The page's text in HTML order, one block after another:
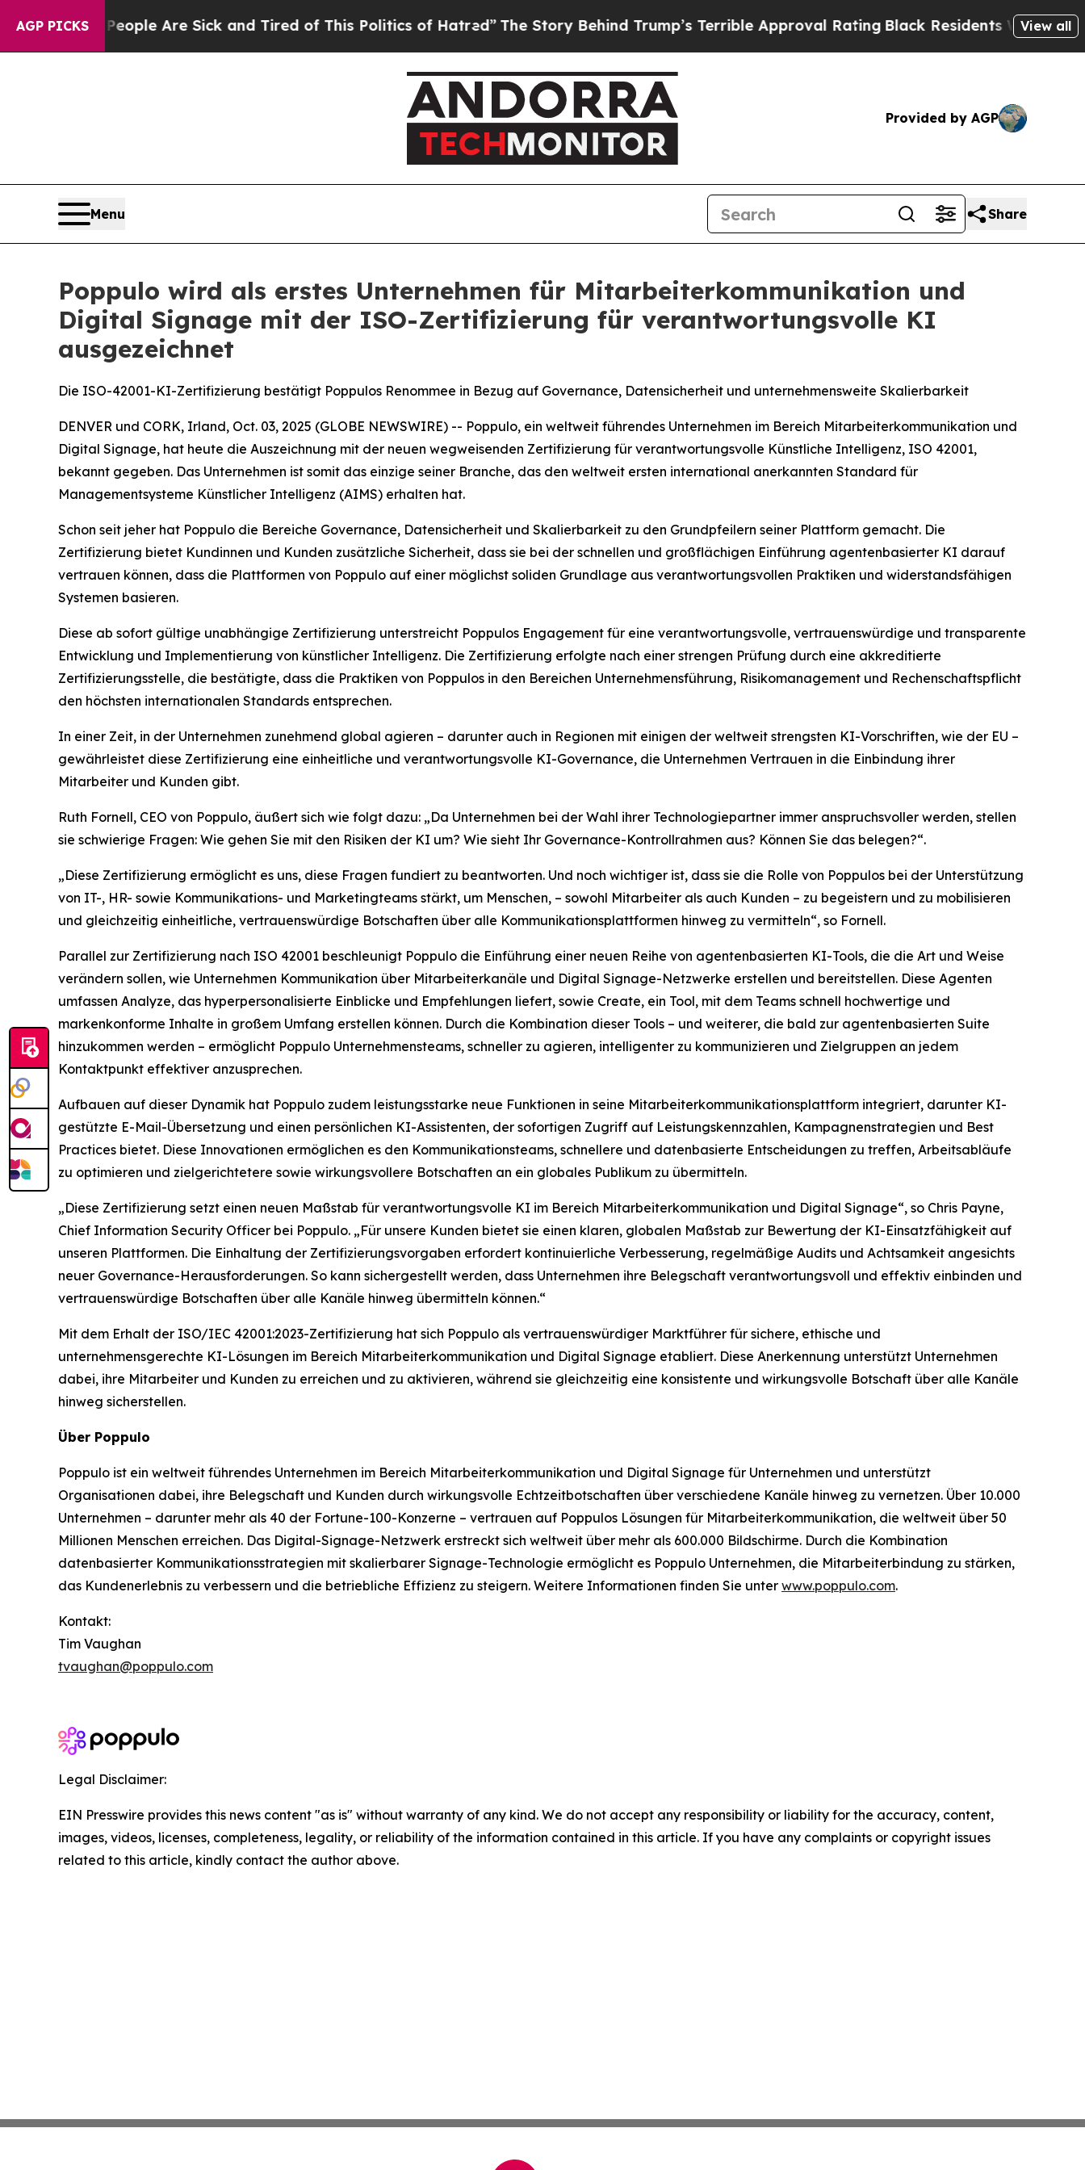
AGP PICKS
“People Are Sick and Tired of This Politics of Hatred” The Story Behind Trump’s Terrible Approval RatingBlack Residents Warned ofView all
Provided by AGP
Menu Share
Poppulo wird als erstes Unternehmen für Mitarbeiterkommunikation und
Digital Signage mit der ISO-Zertifizierung für verantwortungsvolle KI
ausgezeichnet
Die ISO-42001-KI-Zertifizierung bestätigt Poppulos Renommee in Bezug auf Governance, Datensicherheit und unternehmensweite Skalierbarkeit
DENVER und CORK, Irland, Oct. 03, 2025 (GLOBE NEWSWIRE) -- Poppulo, ein weltweit führendes Unternehmen im Bereich Mitarbeiterkommunikation und
Digital Signage, hat heute die Auszeichnung mit der neuen wegweisenden Zertifizierung für verantwortungsvolle Künstliche Intelligenz, ISO 42001,
bekannt gegeben. Das Unternehmen ist somit das einzige seiner Branche, das den weltweit ersten international anerkannten Standard für
Managementsysteme Künstlicher Intelligenz (AIMS) erhalten hat.
Schon seit jeher hat Poppulo die Bereiche Governance, Datensicherheit und Skalierbarkeit zu den Grundpfeilern seiner Plattform gemacht. Die
Zertifizierung bietet Kundinnen und Kunden zusätzliche Sicherheit, dass sie bei der schnellen und großflächigen Einführung agentenbasierter KI darauf
vertrauen können, dass die Plattformen von Poppulo auf einer möglichst soliden Grundlage aus verantwortungsvollen Praktiken und widerstandsfähigen
Systemen basieren.
Diese ab sofort gültige unabhängige Zertifizierung unterstreicht Poppulos Engagement für eine verantwortungsvolle, vertrauenswürdige und transparente
Entwicklung und Implementierung von künstlicher Intelligenz. Die Zertifizierung erfolgte nach einer strengen Prüfung durch eine akkreditierte
Zertifizierungsstelle, die bestätigte, dass die Praktiken von Poppulos in den Bereichen Unternehmensführung, Risikomanagement und Rechenschaftspflicht
den höchsten internationalen Standards entsprechen.
In einer Zeit, in der Unternehmen zunehmend global agieren – darunter auch in Regionen mit einigen der weltweit strengsten KI-Vorschriften, wie der EU –
gewährleistet diese Zertifizierung eine einheitliche und verantwortungsvolle KI-Governance, die Unternehmen Vertrauen in die Einbindung ihrer
Mitarbeiter und Kunden gibt.
Ruth Fornell, CEO von Poppulo, äußert sich wie folgt dazu: „Da Unternehmen bei der Wahl ihrer Technologiepartner immer anspruchsvoller werden, stellen
sie schwierige Fragen: Wie gehen Sie mit den Risiken der KI um? Wie sieht Ihr Governance-Kontrollrahmen aus? Können Sie das belegen?“.
„Diese Zertifizierung ermöglicht es uns, diese Fragen fundiert zu beantworten. Und noch wichtiger ist, dass sie die Rolle von Poppulos bei der Unterstützung
von IT-, HR- sowie Kommunikations- und Marketingteams stärkt, um Menschen, – sowohl Mitarbeiter als auch Kunden – zu begeistern und zu mobilisieren
und gleichzeitig einheitliche, vertrauenswürdige Botschaften über alle Kommunikationsplattformen hinweg zu vermitteln“, so Fornell.
Parallel zur Zertifizierung nach ISO 42001 beschleunigt Poppulo die Einführung einer neuen Reihe von agentenbasierten KI-Tools, die die Art und Weise
verändern sollen, wie Unternehmen Kommunikation über Mitarbeiterkanäle und Digital Signage-Netzwerke erstellen und bereitstellen. Diese Agenten
umfassen Analyze, das hyperpersonalisierte Einblicke und Empfehlungen liefert, sowie Create, ein Tool, mit dem Teams schnell hochwertige und
markenkonforme Inhalte in großem Umfang erstellen können. Durch die Kombination dieser Tools – und weiterer, die bald zur agentenbasierten Suite
hinzukommen werden – ermöglicht Poppulo Unternehmensteams, schneller zu agieren, intelligenter zu kommunizieren und Zielgruppen an jedem
Kontaktpunkt effektiver anzusprechen.
Aufbauen auf dieser Dynamik hat Poppulo zudem leistungsstarke neue Funktionen in seine Mitarbeiterkommunikationsplattform integriert, darunter KI-
gestützte E-Mail-Übersetzung und einen persönlichen KI-Assistenten, der sofortigen Zugriff auf Leistungskennzahlen, Kampagnenstrategien und Best
Practices bietet. Diese Innovationen ermöglichen es den Kommunikationsteams, schnellere und datenbasierte Entscheidungen zu treffen, Arbeitsabläufe
zu optimieren und zielgerichtetere sowie wirkungsvollere Botschaften an ein globales Publikum zu übermitteln.
„Diese Zertifizierung setzt einen neuen Maßstab für verantwortungsvolle KI im Bereich Mitarbeiterkommunikation und Digital Signage“, so Chris Payne,
Chief Information Security Officer bei Poppulo. „Für unsere Kunden bietet sie einen klaren, globalen Maßstab zur Bewertung der KI-Einsatzfähigkeit auf
unseren Plattformen. Die Einhaltung der Zertifizierungsvorgaben erfordert kontinuierliche Verbesserung, regelmäßige Audits und Achtsamkeit angesichts
neuer Governance-Herausforderungen. So kann sichergestellt werden, dass Unternehmen ihre Belegschaft verantwortungsvoll und effektiv einbinden und
vertrauenswürdige Botschaften über alle Kanäle hinweg übermitteln können.“
Mit dem Erhalt der ISO/IEC 42001:2023-Zertifizierung hat sich Poppulo als vertrauenswürdiger Marktführer für sichere, ethische und
unternehmensgerechte KI-Lösungen im Bereich Mitarbeiterkommunikation und Digital Signage etabliert. Diese Anerkennung unterstützt Unternehmen
dabei, ihre Mitarbeiter und Kunden zu erreichen und zu aktivieren, während sie gleichzeitig eine konsistente und wirkungsvolle Botschaft über alle Kanäle
hinweg sicherstellen.
Über Poppulo
Poppulo ist ein weltweit führendes Unternehmen im Bereich Mitarbeiterkommunikation und Digital Signage für Unternehmen und unterstützt
Organisationen dabei, ihre Belegschaft und Kunden durch wirkungsvolle Echtzeitbotschaften über verschiedene Kanäle hinweg zu vernetzen. Über 10.000
Unternehmen – darunter mehr als 40 der Fortune-100-Konzerne – vertrauen auf Poppulos Lösungen für Mitarbeiterkommunikation, die weltweit über 50
Millionen Menschen erreichen. Das Digital-Signage-Netzwerk erstreckt sich weltweit über mehr als 600.000 Bildschirme. Durch die Kombination
datenbasierter Kommunikationsstrategien mit skalierbarer Signage-Technologie ermöglicht es Poppulo Unternehmen, die Mitarbeiterbindung zu stärken,
das Kundenerlebnis zu verbessern und die betriebliche Effizienz zu steigern. Weitere Informationen finden Sie unter www.poppulo.com.
Kontakt:
Tim Vaughan
tvaughan@poppulo.com
Legal Disclaimer:
EIN Presswire provides this news content "as is" without warranty of any kind. We do not accept any responsibility or liability for the accuracy, content,
images, videos, licenses, completeness, legality, or reliability of the information contained in this article. If you have any complaints or copyright issues
related to this article, kindly contact the author above.